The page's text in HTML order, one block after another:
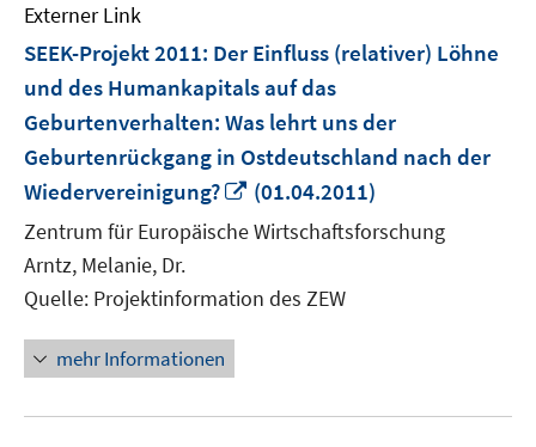
Externer Link
SEEK-Projekt 2011: Der Einfluss (relativer) Löhne
und des Humankapitals auf das
Geburtenverhalten: Was lehrt uns der
Geburtenrückgang in Ostdeutschland nach der
Wiedervereinigung?
In
neuem
Fenster
(01.04.2011)
Zentrum für Europäische Wirtschaftsforschung
Arntz, Melanie, Dr.
Quelle: Projektinformation des ZEW
mehr Informationen